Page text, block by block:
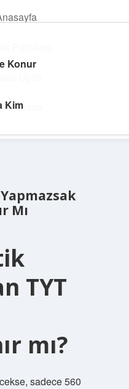
Rehberi
bir yolculuk!
Mı
TYT
mı?
sadece 560
Konur
Kim